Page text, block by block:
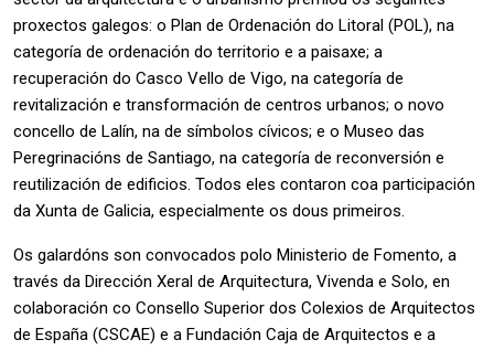
proxectos galegos: o Plan de Ordenación do Litoral (POL), na
categoría de ordenación do territorio e a paisaxe; a
recuperación do Casco Vello de Vigo, na categoría de
revitalización e transformación de centros urbanos; o novo
concello de Lalín, na de símbolos cívicos; e o Museo das
Peregrinacións de Santiago, na categoría de reconversión e
reutilización de edificios. Todos eles contaron coa participación
da Xunta de Galicia, especialmente os dous primeiros.
Os galardóns son convocados polo Ministerio de Fomento, a
través da Dirección Xeral de Arquitectura, Vivenda e Solo, en
colaboración co Consello Superior dos Colexios de Arquitectos
de España (CSCAE) e a Fundación Caja de Arquitectos e a